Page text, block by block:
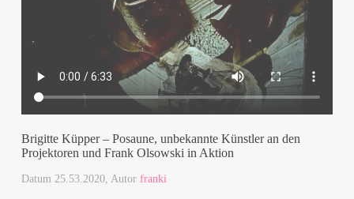
Brigitte Küpper – Posaune, unbekannte Künstler an den
Projektoren und Frank Olsowski in Aktion
Datum 25.53.2020 , Autorfranki